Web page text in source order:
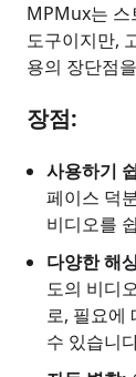
MPMux는 스
도구이지만,
용의 장단점
장점:
사용하기
페이스 덕
비디오를
다양한 해
도의 비디
로, 필요에
수 있습니